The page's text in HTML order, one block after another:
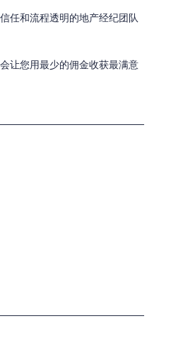
任和流程透明的地产经纪团队
让您用最少的佣金收获最满意